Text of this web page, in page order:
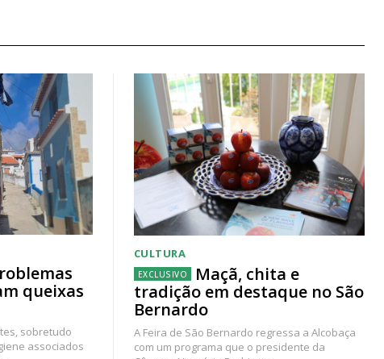
queixas
sobretudo
associados
CULTURA
Maçã, chita e
tradição em destaque no São
Bernardo
A Feira de São Bernardo regressa a Alcobaça
com um programa que o presidente da